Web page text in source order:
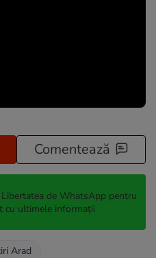
Comentează
de WhatsApp pentru
cu ultimele informații
Arad